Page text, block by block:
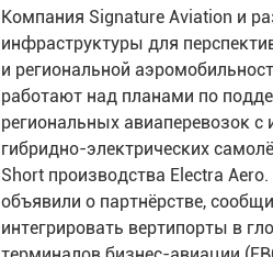
Компания Signature Aviation и
инфраструктуры для
и региональной
работают над планами по
региональных авиаперевозок с
гибридно-электрических
Short производства Electra
объявили о партнёрстве,
интегрировать вертипорты в